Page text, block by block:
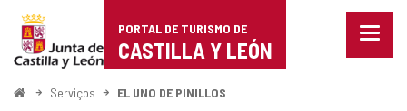
Portal
de
Turismo
PORTAL DE TURISMO DE
CASTILLA Y LEÓN
Menu
ComeçoServiços EL UNO DE PINILLOS